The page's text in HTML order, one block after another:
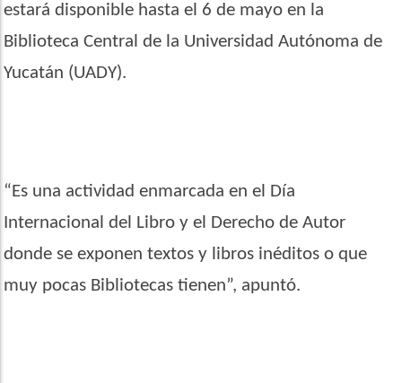
estará disponible hasta el 6 de mayo en la
Biblioteca Central de la Universidad Autónoma de
Yucatán (UADY).
“Es una actividad enmarcada en el Día
Internacional del Libro y el Derecho de Autor
donde se exponen textos y libros inéditos o que
muy pocas Bibliotecas tienen”, apuntó.